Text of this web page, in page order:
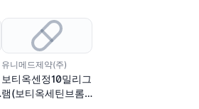
유니메드제약(주)
보티옥센정10밀리그
램(보티옥세틴브롬